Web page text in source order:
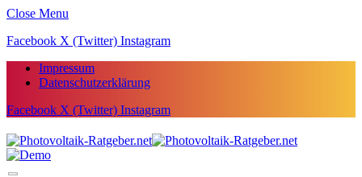
Close Menu
Facebook X (Twitter) Instagram
Impressum
Datenschutzerklärung
Facebook X (Twitter) Instagram